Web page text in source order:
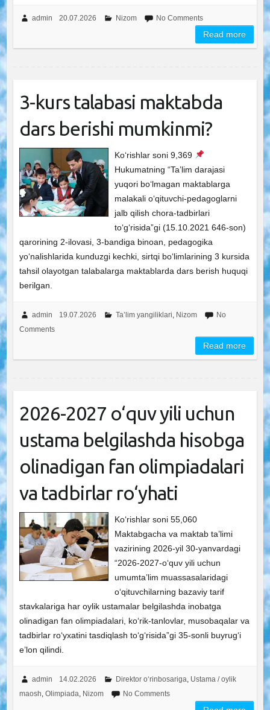
admin 20.07.2026 Nizom No Comments
Read more
3-kurs talabasi maktabda
dars berishi mumkinmi?
Ko‘rishlar soni 9,369
Hukumatning “Ta’lim darajasi
yuqori bo‘lmagan maktablarga
malakali o‘qituvchi-pedagoglarni
jalb qilish chora-tadbirlari
to‘g‘risida”gi (15.10.2021 646-son)
qarorining 2-ilovasi, 3-bandiga binoan, pedagogika
yo‘nalishlarida kunduzgi kechki, sirtqi bo‘limlarining 3 kursida
tahsil olayotgan talabalarga maktablarda dars berish huquqi
berilgan.
admin 19.07.2026 Ta’lim yangiliklari, Nizom
No
Comments
Read more
2026-2027 o‘quv yili uchun
ustama belgilashda hisobga
olinadigan fan olimpiadalari
va tadbirlar ro‘yhati
Ko‘rishlar soni 55,060
Maktabgacha va maktab ta’limi
vazirining 2026-yil 30-yanvardagi
“2026-2027-o‘quv yili uchun
umumta’lim muassasalaridagi
o‘qituvchilarning bazaviy tarif
stavkalariga har oylik ustamalar belgilashda inobatga
olinadigan fan olimpiadalari, ko‘rik-tanlovlar, musobaqalar va
tadbirlar ro‘yxatini tasdiqlash toʻgʻrisida”gi 35-sonli buyrug‘i
e’lon qilindi.
admin 14.02.2026 Direktor o‘rinbosariga, Ustama / oylik
maosh, Olimpiada, Nizom No Comments